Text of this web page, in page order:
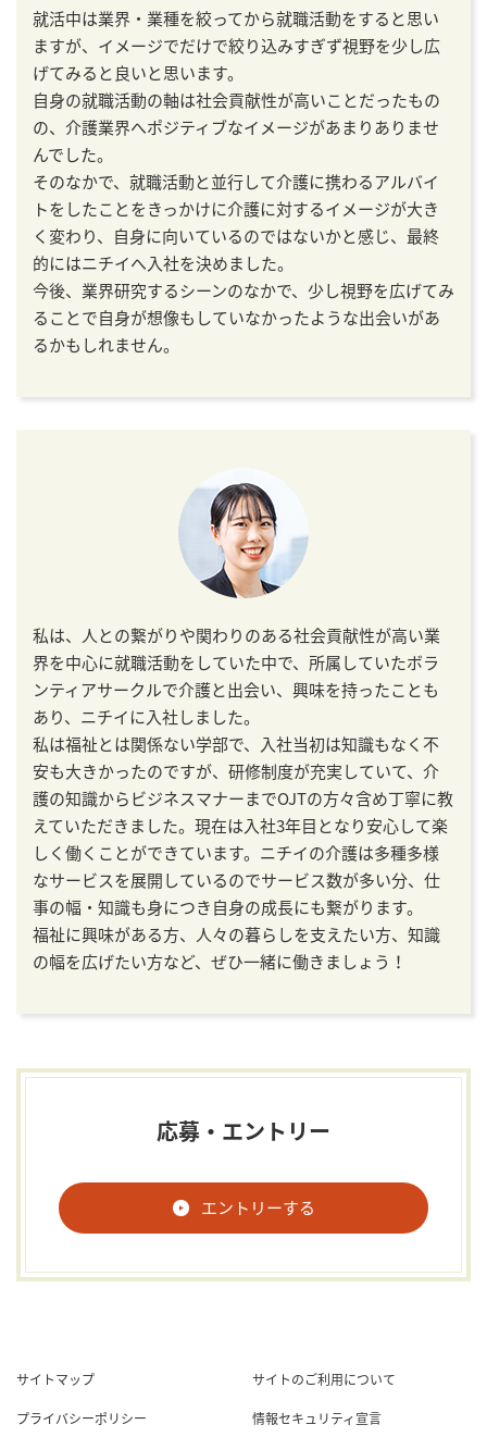
就活中は業界・業種を絞ってから就職活動をすると思い
ますが、イメージでだけで絞り込みすぎず視野を少し広
げてみると良いと思います。
自身の就職活動の軸は社会貢献性が高いことだったもの
の、介護業界へポジティブなイメージがあまりありませ
んでした。
そのなかで、就職活動と並行して介護に携わるアルバイ
トをしたことをきっかけに介護に対するイメージが大き
く変わり、自身に向いているのではないかと感じ、最終
的にはニチイへ入社を決めました。
今後、業界研究するシーンのなかで、少し視野を広げてみ
ることで自身が想像もしていなかったような出会いがあ
るかもしれません。
私は、人との繋がりや関わりのある社会貢献性が高い業
界を中心に就職活動をしていた中で、所属していたボラ
ンティアサークルで介護と出会い、興味を持ったことも
あり、ニチイに入社しました。
私は福祉とは関係ない学部で、入社当初は知識もなく不
安も大きかったのですが、研修制度が充実していて、介
護の知識からビジネスマナーまでOJTの方々含め丁寧に教
えていただきました。現在は入社3年目となり安心して楽
しく働くことができています。ニチイの介護は多種多様
なサービスを展開しているのでサービス数が多い分、仕
事の幅・知識も身につき自身の成長にも繋がります。
福祉に興味がある方、人々の暮らしを支えたい方、知識
の幅を広げたい方など、ぜひ一緒に働きましょう！
応募・エントリー
エントリーする
サイトマップ
サイトのご利用について
プライバシーポリシー
情報セキュリティ宣言